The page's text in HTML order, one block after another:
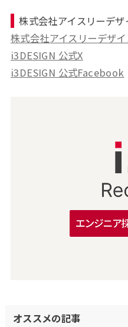
株式会社アイスリーデ
株式会社アイスリーデザイ
i3DESIGN 公式X
i3DESIGN 公式Facebook
オススメの記事